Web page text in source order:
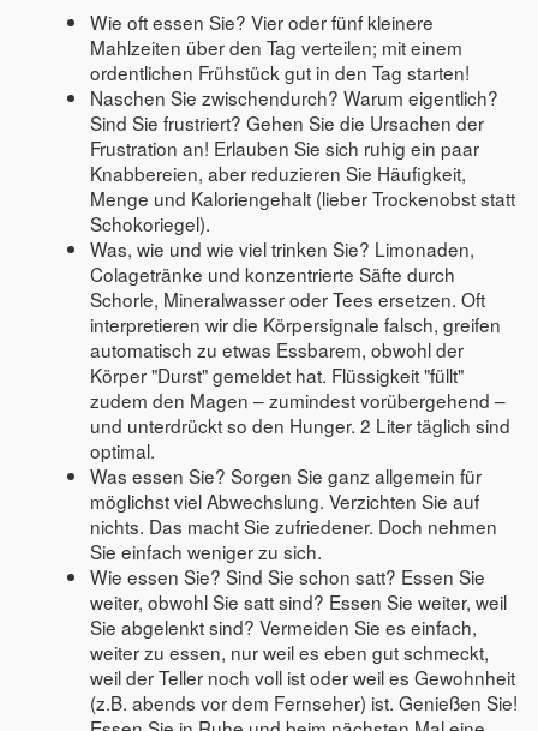
Wie oft essen Sie? Vier oder fünf kleinere
Mahlzeiten über den Tag verteilen; mit einem
ordentlichen Frühstück gut in den Tag starten!
Naschen Sie zwischendurch? Warum eigentlich?
Sind Sie frustriert? Gehen Sie die Ursachen der
Frustration an! Erlauben Sie sich ruhig ein paar
Knabbereien, aber reduzieren Sie Häufigkeit,
Menge und Kaloriengehalt (lieber Trockenobst statt
Schokoriegel).
Was, wie und wie viel trinken Sie? Limonaden,
Colagetränke und konzentrierte Säfte durch
Schorle, Mineralwasser oder Tees ersetzen. Oft
interpretieren wir die Körpersignale falsch, greifen
automatisch zu etwas Essbarem, obwohl der
Körper "Durst" gemeldet hat. Flüssigkeit "füllt"
zudem den Magen – zumindest vorübergehend –
und unterdrückt so den Hunger. 2 Liter täglich sind
optimal.
Was essen Sie? Sorgen Sie ganz allgemein für
möglichst viel Abwechslung. Verzichten Sie auf
nichts. Das macht Sie zufriedener. Doch nehmen
Sie einfach weniger zu sich.
Wie essen Sie? Sind Sie schon satt? Essen Sie
weiter, obwohl Sie satt sind? Essen Sie weiter, weil
Sie abgelenkt sind? Vermeiden Sie es einfach,
weiter zu essen, nur weil es eben gut schmeckt,
weil der Teller noch voll ist oder weil es Gewohnheit
(z.B. abends vor dem Fernseher) ist. Genießen Sie!